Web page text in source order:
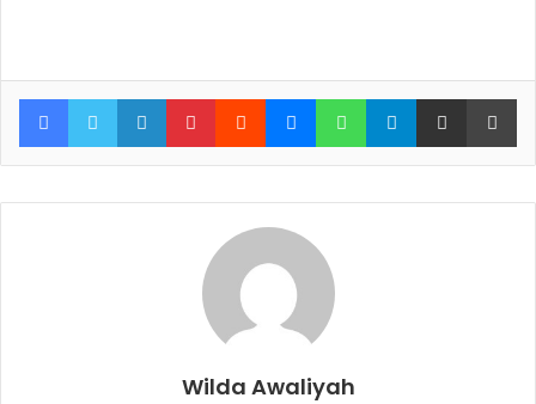
FacebookTwitterLinkedInPinterestRedditMessengerWhatsAppTelegramShare via Email
Wilda Awaliyah